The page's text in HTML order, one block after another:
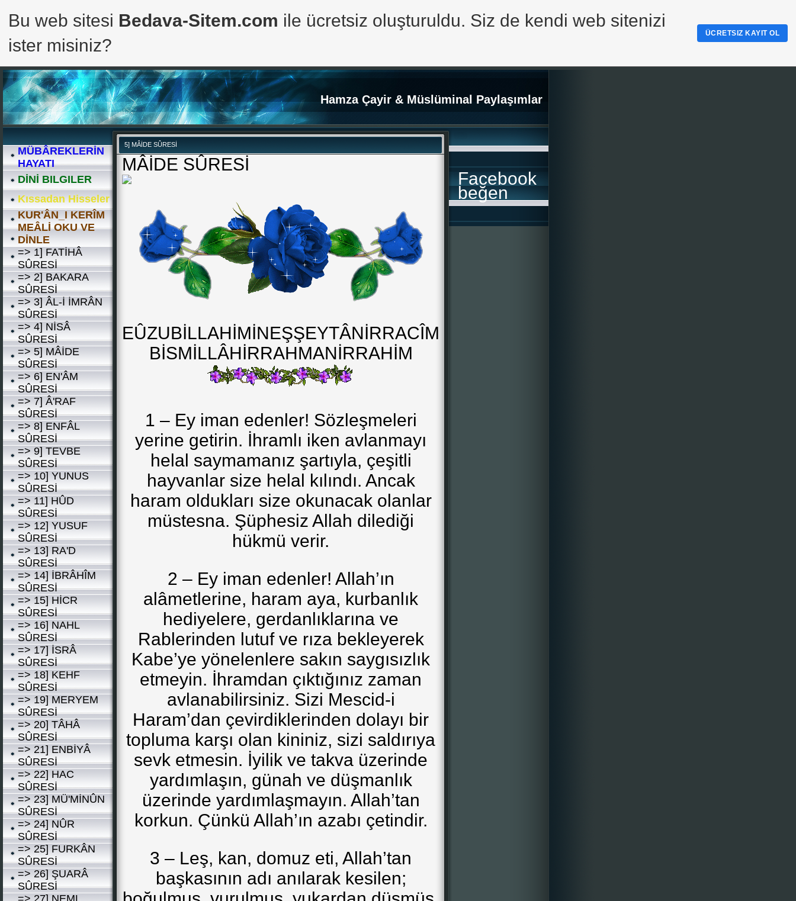
Hamza Çayir & Müslüminal Paylaşımlar
MÜBÂREKLERİN
HAYATI
DİNİ BILGILER
Kıssadan Hisseler
KUR'ÂN_I KERÎM
MEÂLİ OKU VE
DİNLE
=> 1] FATİHÂ
SÛRESİ
=> 2] BAKARA
SÛRESİ
=> 3] ÂL-İ İMRÂN
SÛRESİ
=> 4] NİSÂ
SÛRESİ
=> 5] MÂİDE
SÛRESİ
=> 6] EN'ÂM
SÛRESİ
=> 7] Â'RAF
SÛRESİ
=> 8] ENFÂL
SÛRESİ
=> 9] TEVBE
SÛRESİ
=> 10] YUNUS
SÛRESİ
=> 11] HÛD
SÛRESİ
=> 12] YUSUF
SÛRESİ
=> 13] RA'D
SÛRESİ
=> 14] İBRÂHÎM
SÛRESİ
=> 15] HİCR
SÛRESİ
=> 16] NAHL
SÛRESİ
=> 17] İSRÂ
SÛRESİ
=> 18] KEHF
SÛRESİ
=> 19] MERYEM
SÛRESİ
=> 20] TÂHÂ
SÛRESİ
=> 21] ENBİYÂ
SÛRESİ
=> 22] HAC
SÛRESİ
=> 23] MÜ'MİNÛN
SÛRESİ
=> 24] NÛR
SÛRESİ
=> 25] FURKÂN
SÛRESİ
=> 26] ŞUARÂ
SÛRESİ
=> 27] NEML
5] MÂİDE SÛRESİ
MÂİDE SÛRESİ
EÛZUBİLLAHİMİNEŞŞEYTÂNİRRACÎM
BİSMİLLÂHİRRAHMANİRRAHİM
1 – Ey iman edenler! Sözleşmeleri
yerine getirin. İhramlı iken avlanmayı
helal saymamanız şartıyla, çeşitli
hayvanlar size helal kılındı. Ancak
haram oldukları size okunacak olanlar
müstesna. Şüphesiz Allah dilediği
hükmü verir.
2 – Ey iman edenler! Allah’ın
alâmetlerine, haram aya, kurbanlık
hediyelere, gerdanlıklarına ve
Rablerinden lutuf ve rıza bekleyerek
Kabe’ye yönelenlere sakın saygısızlık
etmeyin. İhramdan çıktığınız zaman
avlanabilirsiniz. Sizi Mescid-i
Haram’dan çevirdiklerinden dolayı bir
topluma karşı olan kininiz, sizi saldırıya
sevk etmesin. İyilik ve takva üzerinde
yardımlaşın, günah ve düşmanlık
üzerinde yardımlaşmayın. Allah’tan
korkun. Çünkü Allah’ın azabı çetindir.
3 – Leş, kan, domuz eti, Allah’tan
başkasının adı anılarak kesilen;
Facebook
beğen
Bu web sitesi Bedava-Sitem.com ile ücretsiz oluşturuldu. Siz de kendi web sitenizi
ister misiniz?
ÜCRETSIZ KAYIT OL